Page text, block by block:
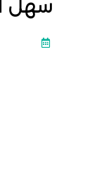
سهل